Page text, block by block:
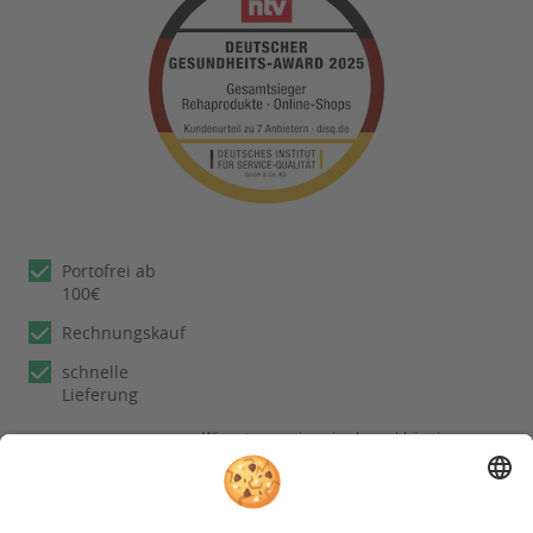
Portofrei ab
100€
Rechnungskauf
schnelle
Lieferung
Wir nutzen reviews.io als unabhängigen
Dienstleister für die Einholung von
Bewertungen. Erfahren Sie mehr unter
unserenInformationen zu
Kundenbewertungen